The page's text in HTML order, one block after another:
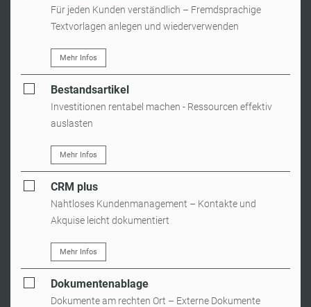
Für jeden Kunden verständlich – Fremdsprachige
Textvorlagen anlegen und wiederverwenden
Mehr Infos
Bestandsartikel
Investitionen rentabel machen - Ressourcen effektiv
auslasten
Mehr Infos
CRM plus
Nahtloses Kundenmanagement – Kontakte und
Akquise leicht dokumentiert
Mehr Infos
Dokumentenablage
Dokumente am rechten Ort – Externe Dokumente